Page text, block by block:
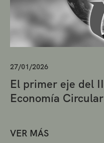
27/01/2026
El primer eje del
Economía
VER MÁS